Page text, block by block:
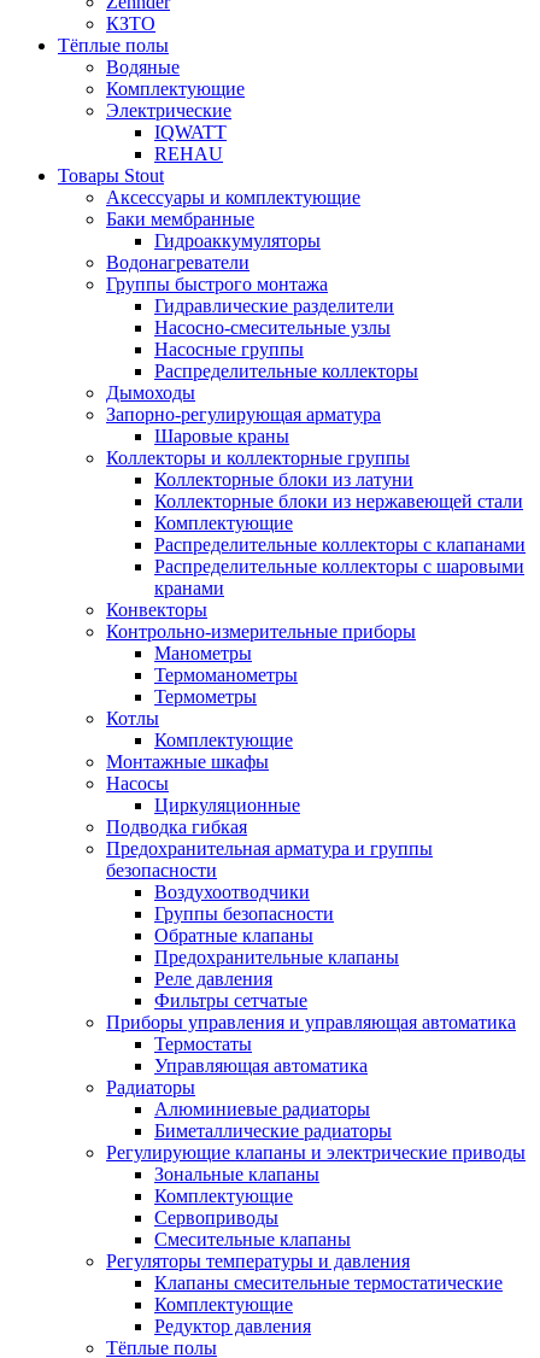
КЗТО
Тёплые полы
Водяные
Комплектующие
Электрические
IQWATT
REHAU
Товары Stout
Аксессуары и комплектующие
Баки мембранные
Гидроаккумуляторы
Водонагреватели
Группы быстрого монтажа
Гидравлические разделители
Насосно-смесительные узлы
Насосные группы
Распределительные коллекторы
Дымоходы
Запорно-регулирующая арматура
Шаровые краны
Коллекторы и коллекторные группы
Коллекторные блоки из латуни
Коллекторные блоки из нержавеющей стали
Комплектующие
Распределительные коллекторы с клапанами
Распределительные коллекторы с шаровыми
кранами
Конвекторы
Контрольно-измерительные приборы
Манометры
Термоманометры
Термометры
Котлы
Комплектующие
Монтажные шкафы
Насосы
Циркуляционные
Подводка гибкая
Предохранительная арматура и группы
безопасности
Воздухоотводчики
Группы безопасности
Обратные клапаны
Предохранительные клапаны
Реле давления
Фильтры сетчатые
Приборы управления и управляющая автоматика
Термостаты
Управляющая автоматика
Радиаторы
Алюминиевые радиаторы
Биметаллические радиаторы
Регулирующие клапаны и электрические приводы
Зональные клапаны
Комплектующие
Сервоприводы
Смесительные клапаны
Регуляторы температуры и давления
Клапаны смесительные термостатические
Комплектующие
Редуктор давления
Тёплые полы